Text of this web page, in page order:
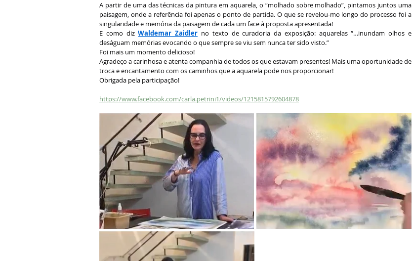
A partir de uma das técnicas da pintura em aquarela, o “molhado sobre molhado”, pintamos juntos uma
paisagem, onde a referência foi apenas o ponto de partida. O que se revelou-mo longo do processo foi a
singularidade e memória da paisagem de cada um face à proposta apresentada!
E como diz Waldemar Zaidler no texto de curadoria da exposição: aquarelas “…inundam olhos e
deságuam memórias evocando o que sempre se viu sem nunca ter sido visto.”
Foi mais um momento delicioso!
Agradeço a carinhosa e atenta companhia de todos os que estavam presentes! Mais uma oportunidade de
troca e encantamento com os caminhos que a aquarela pode nos proporcionar!
Obrigada pela participação!
https://www.facebook.com/carla.petrini1/videos/1215815792604878